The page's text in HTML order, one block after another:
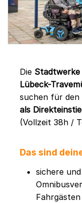
Die Stadtwerke
Lübeck-
suchen für den
als
(Vollzeit 38h /
Das sind
sichere